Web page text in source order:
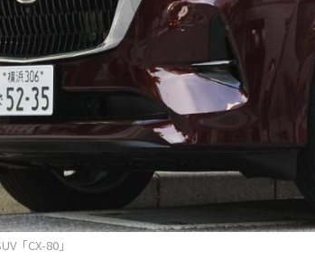
「CX-80」